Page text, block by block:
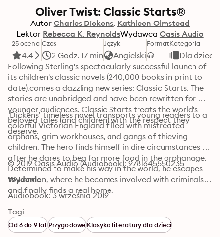
Oliver Twist: Classic Starts®
Autor Charles Dickens Kathleen Olmstead
Lektor Rebecca K. ReynoldsWydawca Oasis Audio
25 ocena
4.4
Czas
2 Godz. 17 min
Język
Angielski
FormatKategoria
Dla dzieci
Following Sterling's spectacularly successful launch of
its children's classic novels (240,000 books in print to
date),comes a dazzling new series: Classic Starts. The
stories are unabridged and have been rewritten for
younger audiences. Classic Starts treats the world's
beloved tales (and children) with the respect they
deserve.
Dickens’ timeless novel transports young readers to a
colorful Victorian England filled with mistreated
orphans, grim workhouses, and gangs of thieving
children. The hero finds himself in dire circumstances
after he dares to beg for more food in the orphanage.
Determined to make his way in the world, he escapes
to London, where he becomes involved with criminals…
and finally finds a real home.
© 2019 Oasis Audio (Audiobook): 9781645550235
Wydanie
Audiobook: 3 września 2019
Tagi
Od 6 do 9 latPrzygodoweKlasyka literatury dla dzieci